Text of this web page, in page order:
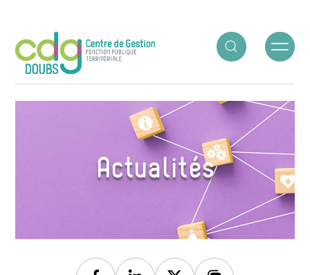
ACCUEIL○PLAN ET RÈGLEMENT DE FORMATION
Actualités